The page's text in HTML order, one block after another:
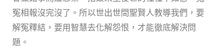
冤相報沒完沒了。所以世出世間聖賢人教導我們，要
解冤釋結，要用智慧去化解怨恨，才能徹底解決問
題。